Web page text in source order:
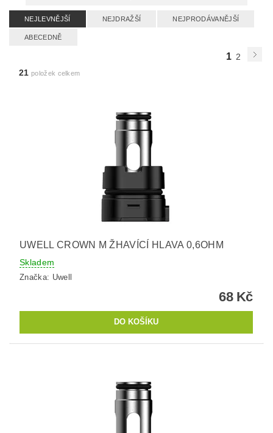
NEJLEVNĚJŠÍ NEJDRAŽŠÍ NEJPRODÁVANĚJŠÍ
ABECEDNĚ
1 2
21 položek celkem
UWELL CROWN M ŽHAVÍCÍ HLAVA 0,6OHM
Skladem
Značka: Uwell
68 Kč